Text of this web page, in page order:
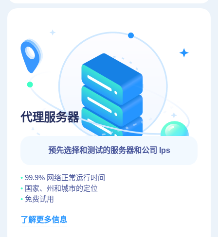
代理服务器
预先选择和测试的服务器和公司 Ips
99.9% 网络正常运行时间
国家、州和城市的定位
免费试用
了解更多信息